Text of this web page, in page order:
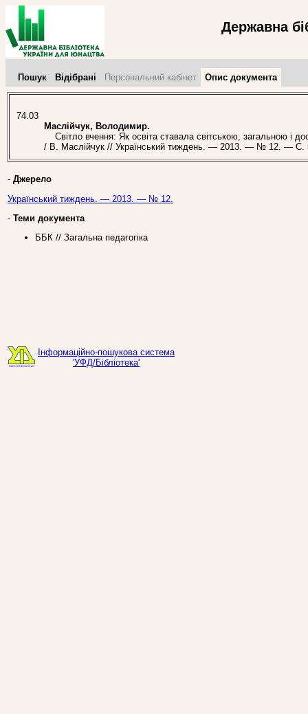
Державна
Пошук Відібрані Персональний кабінет Опис документа
74.03
Маслійчук, Володимир.
Світло вчення: Як освіта ставала світською, загальною і
/ В. Маслійчук // Український тиждень. — 2013. — № 12. — С.
- Джерело
Український тиждень. — 2013. — № 12.
- Теми документа
ББК // Загальна педагогіка
Інформаційно-пошукова система
'УФД/Бібліотека'